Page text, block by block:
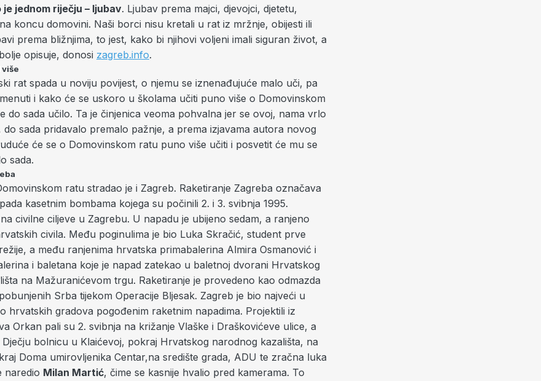
je jednom riječju – ljubav. Ljubav prema majci, djevojci, djetetu,
koncu domovini. Naši borci nisu kretali u rat iz mržnje, obijesti ili
prema bližnjima, to jest, kako bi njihovi voljeni imali siguran život, a
opisuje, donosi zagreb.info.
više
rat spada u noviju povijest, o njemu se iznenađujuće malo uči, pa
i kako će se uskoro u školama učiti puno više o Domovinskom
do sada učilo. Ta je činjenica veoma pohvalna jer se ovoj, nama vrlo
do sada pridavalo premalo pažnje, a prema izjavama autora novog
će se o Domovinskom ratu puno više učiti i posvetit će mu se
sada.
ratu stradao je i Zagreb. Raketiranje Zagreba označava
kasetnim bombama kojega su počinili 2. i 3. svibnja 1995.
civilne ciljeve u Zagrebu. U napadu je ubijeno sedam, a ranjeno
civila. Među poginulima je bio Luka Skračić, student prve
a među ranjenima hrvatska primabalerina Almira Osmanović i
i baletana koje je napad zatekao u baletnoj dvorani Hrvatskog
na Mažuranićevom trgu. Raketiranje je provedeno kao odmazda
Srba tijekom Operacije Bljesak. Zagreb je bio najveći u
hrvatskih gradova pogođenim raketnim napadima. Projektili iz
Orkan pali su 2. svibnja na križanje Vlaške i Draškovićeve ulice, a
bolnicu u Klaićevoj, pokraj Hrvatskog narodnog kazališta, na
Doma umirovljenika Centar,na središte grada, ADU te zračna luka
naredio Milan Martić, čime se kasnije hvalio pred kamerama. To